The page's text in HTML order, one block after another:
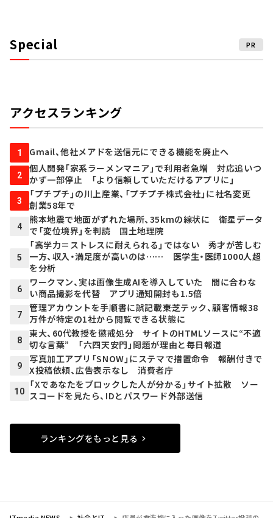
Special PR
アクセスランキング
1 Gmail、他社メアドを送信元にできる機能を廃止へ
2
個人開発「家系ラーメンマニア」で利用者急増 対応追いつ
かず一部停止 「より信頼していただけるアプリに」
3
「プチプチ」の川上産業、「プチプチ株式会社」に社名変更
創業58年で
4
熊本地震で地面がずれた場所、35kmの線状に 衛星データ
で「変位境界」を判読 国土地理院
5
「高学力＝ストレスに耐えられる」ではない 秀才が苦しむ
一方、収入・満足度が高いのは…… 医学生・医師1000人超
を分析
6
ワークマン、実は画像生成AIを導入していた 間に合わな
い商品撮影を代替 アプリ通知開封も1.5倍
7
管理アカウントを手順書に誤記載――東芝テック、顧客情報38
万件が特定の1社から閲覧できる状態に
8
東大、60代教授を懲戒処分 サイトのHTMLソースに“不適
切な言葉” 「六四天安門」問題が理由と毎日報道
9
写真加工アプリ「SNOW」にステマで措置命令 報酬付きで
X投稿依頼、広告表示なし 消費者庁
10
「Xであなたをブロックした人が分かる」サイト拡散 ソー
スコードを見たら、IDとパスワード外部送信
ランキングをもっと見る